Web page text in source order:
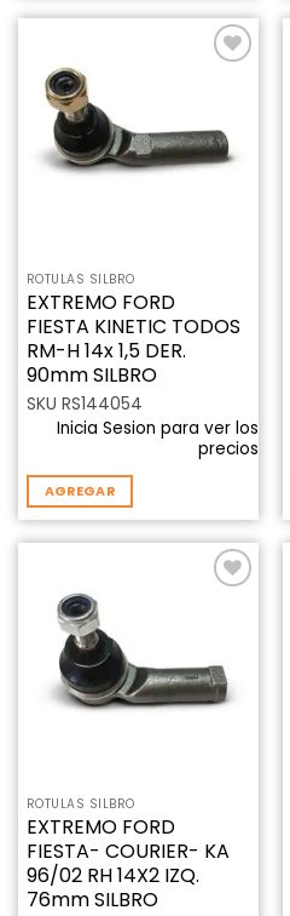
deseos
ROTULAS SILBRO
EXTREMO FORD
FIESTA KINETIC TODOS
RM-H 14x 1,5 DER.
90mm SILBRO
SKU RS144054
Inicia Sesion para ver los
precios
AGREGAR
ROTULAS SILBRO
EXTREMO FORD
FIESTA- COURIER- KA
96/02 RH 14X2 IZQ.
76mm SILBRO